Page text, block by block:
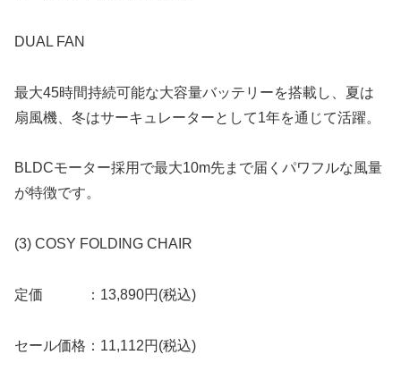
DUAL FAN
最大45時間持続可能な大容量バッテリーを搭載し、夏は
扇風機、冬はサーキュレーターとして1年を通じて活躍。
BLDCモーター採用で最大10m先まで届くパワフルな風量
が特徴です。
(3) COSY FOLDING CHAIR
定価 ：13,890円(税込)
セール価格：11,112円(税込)